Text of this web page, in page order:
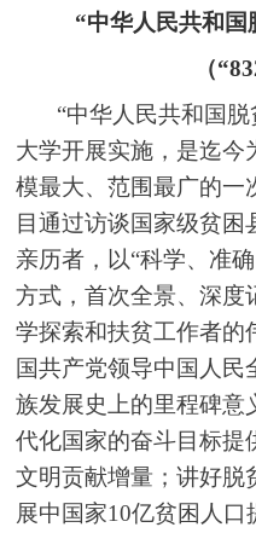
“中华人民共和国
（
“中华人民共和国
大学开展实施，是迄今
模最大、范围最广的一
目通过访谈国家级贫
亲历者，以“科学、准
方式，首次全景、深度
学探索和扶贫工作者的
国共产党领导中国人
族发展史上的里程碑意
代化国家的奋斗目标提
文明贡献增量；讲好脱
展中国家10亿贫困人口